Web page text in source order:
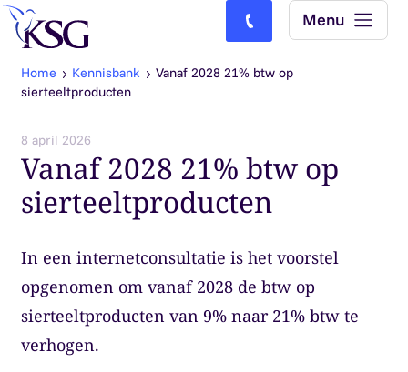
Skip to content
Bel ons: (0)77-4740000
Menu
Home Kennisbank
Vanaf 2028 21% btw op
sierteeltproducten
8 april 2026
Vanaf 2028 21% btw op
sierteeltproducten
In een internetconsultatie is het voorstel
opgenomen om vanaf 2028 de btw op
sierteeltproducten van 9% naar 21% btw te
verhogen.